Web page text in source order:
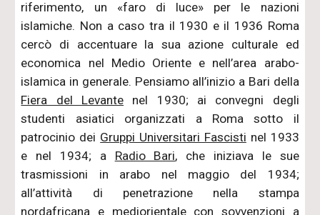
riferimento, un «faro di luce» per le nazioni
islamiche. Non a caso tra il 1930 e il 1936 Roma
cercò di accentuare la sua azione culturale ed
economica nel Medio Oriente e nell’area arabo-
islamica in generale. Pensiamo all’inizio a Bari della
Fiera del Levante nel 1930; ai convegni degli
studenti asiatici organizzati a Roma sotto il
patrocinio dei Gruppi Universitari Fascisti nel 1933
e nel 1934; a Radio Bari, che iniziava le sue
trasmissioni in arabo nel maggio del 1934;
all’attività di penetrazione nella stampa
nordafricana e mediorientale con sovvenzioni a